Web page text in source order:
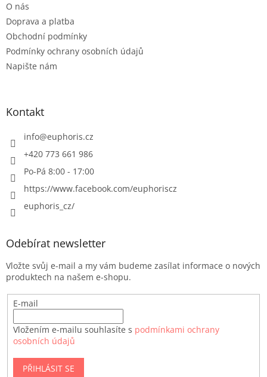
O nás
Doprava a platba
Obchodní podmínky
Podmínky ochrany osobních údajů
Napište nám
Kontakt
info@euphoris.cz
+420 773 661 986
Po-Pá 8:00 - 17:00
https://www.facebook.com/euphoriscz
euphoris_cz/
Odebírat newsletter
Vložte svůj e-mail a my vám budeme zasílat informace o nových
produktech na našem e-shopu.
E-mail
Vložením e-mailu souhlasíte s podmínkami ochrany
osobních údajů
PŘIHLÁSIT SE